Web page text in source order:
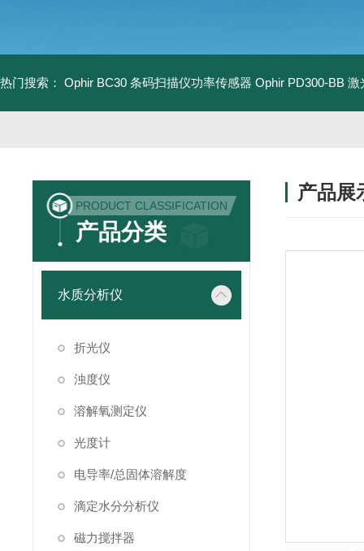
热门搜索： Ophir BC30 条码扫描仪功率传感器 Ophir PD300-BB
PRODUCT CLASSIFICATION
产品分类
水质分析仪
折光仪
浊度仪
溶解氧测定仪
光度计
电导率/总固体溶解度
滴定水分分析仪
磁力搅拌器
产品展